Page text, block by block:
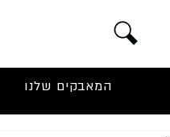
המאבקים שלנו